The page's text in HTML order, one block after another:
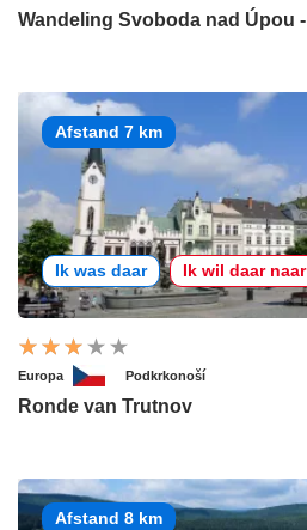
Wandeling Svoboda nad Úpou
Afstand 7 km
Ik was daar Ik wil daar
Europa Podkrkonoší
Ronde van Trutnov
Afstand 8 km